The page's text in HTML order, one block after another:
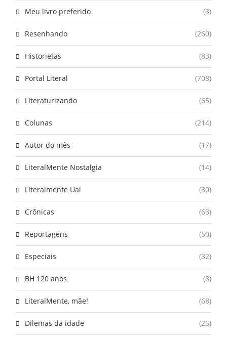
Meu livro preferido (3)
Resenhando (260)
Historietas (83)
Portal Literal (708)
Literaturizando (65)
Colunas (214)
Autor do mês (17)
LiteralMente Nostalgia (14)
Literalmente Uai (30)
Crônicas (63)
Reportagens (50)
Especiais (32)
BH 120 anos (8)
LiteralMente, mãe! (68)
Dilemas da idade (25)